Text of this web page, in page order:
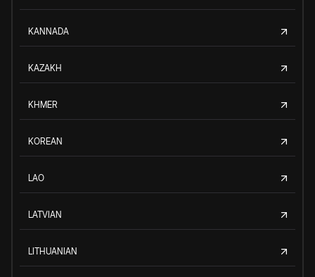
KANNADA
KAZAKH
KHMER
KOREAN
LAO
LATVIAN
LITHUANIAN